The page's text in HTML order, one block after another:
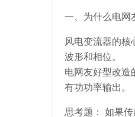
一、为什么电网
风电变流器的
波形和相位。
电网友好型改造
有功功率输出。
思考题： 如果